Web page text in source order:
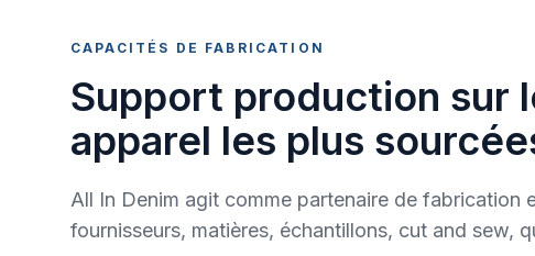
CAPACITÉS DE FABRICATION
Support production sur
apparel les plus
All In Denim agit comme partenaire de fabrication
fournisseurs, matières, échantillons, cut and sew,